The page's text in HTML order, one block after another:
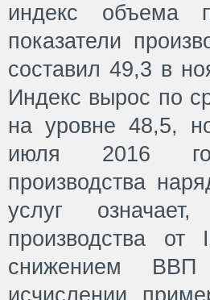
индекс объема
показатели
составил 49,3 в
Индекс вырос по
на уровне 48,5,
июля 2016
производства
услуг
производства
снижением ВВП
исчислении